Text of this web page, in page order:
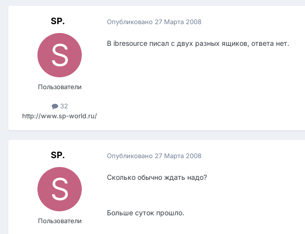
SP.
Пользователи
32
http://www.sp-world.ru/
Опубликовано 27 Марта 2008
В ibresource писал с двух разных ящиков, ответа нет.
SP.
Пользователи
Опубликовано 27 Марта 2008
Сколько обычно ждать надо?
Больше суток прошло.